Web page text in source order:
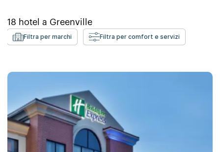
18 hotel a Greenville
Filtra per marchi Filtra per comfort e servizi